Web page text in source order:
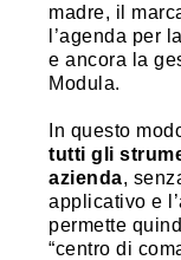
madre, il
l’agenda per
e ancora la
Modula.
In questo
tutti gli
azienda,
applicativo e
permette
“centro di